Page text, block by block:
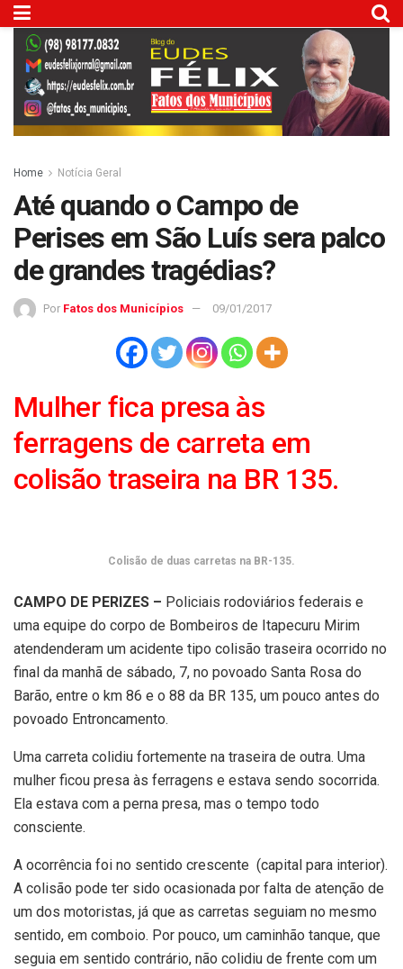
Home Notícia Geral
Até quando o Campo de
Perises em São Luís sera palco
de grandes tragédias?
Por Fatos dos Municípios 09/01/2017
Mulher fica presa às
ferragens de carreta em
colisão traseira na BR 135.
Colisão de duas carretas na BR-135.
CAMPO DE PERIZES – Policiais rodoviários federais e
uma equipe do corpo de Bombeiros de Itapecuru Mirim
atendenderam um acidente tipo colisão traseira ocorrido no
final da manhã de sábado, 7, no povoado Santa Rosa do
Barão, entre o km 86 e o 88 da BR 135, um pouco antes do
povoado Entroncamento.
Uma carreta colidiu fortemente na traseira de outra. Uma
mulher ficou presa às ferragens e estava sendo socorrida.
Ela estava com a perna presa, mas o tempo todo
consciente.
A ocorrência foi no sentido crescente (capital para interior).
A colisão pode ter sido ocasionada por falta de atenção de
um dos motoristas, já que as carretas seguiam no mesmo
sentido, em comboio. Por pouco, um caminhão tanque, que
seguia em sentido contrário, não colidiu de frente com um